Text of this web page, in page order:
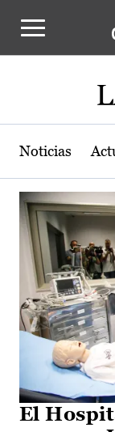
Actualidad
Noticias
El